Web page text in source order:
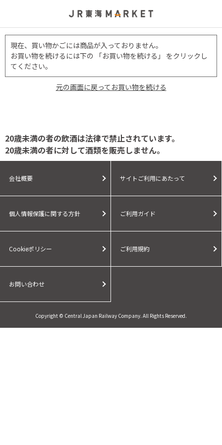
現在、買い物かごには商品が入っておりません。
お買い物を続けるには下の 「お買い物を続ける」 をクリックし
てください。
元の画面に戻ってお買い物を続ける
20歳未満の者の飲酒は法律で禁止されています。
20歳未満の者に対して酒類を販売しません。
会社概要 サイトご利用にあたって
個人情報保護に関する方針 ご利用ガイド
Cookieポリシー ご利用規約
お問い合わせ
Copyright © Central Japan Railway Company. All Rights Reserved.